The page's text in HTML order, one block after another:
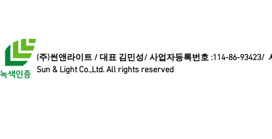
(주)썬앤라이트 / 대표 김민성/ 사업자등록번호 :114-86-93423/
Sun & Light Co.,Ltd. All rights reserved